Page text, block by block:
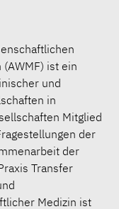
ist ein
und
in
Mitglied
der
der
Transfer
Medizin ist